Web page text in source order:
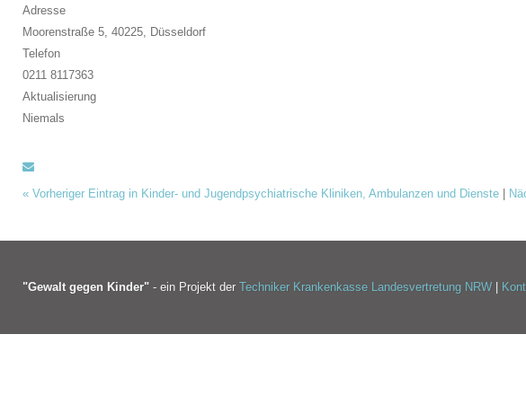
Adresse
Moorenstraße 5, 40225, Düsseldorf
Telefon
0211 8117363
Aktualisierung
Niemals
« Vorheriger Eintrag in Kinder- und Jugendpsychiatrische Kliniken, Ambulanzen und Dienste |
"Gewalt gegen Kinder" - ein Projekt der Techniker Krankenkasse Landesvertretung NRW |